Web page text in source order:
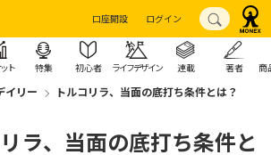
口座開設 ログイン
ト 特集 初心者 ライフデザイン 連載 著者 商
イリー トルコリラ、当面の底打ち条件とは？
ラ、当面の底打ち条件と